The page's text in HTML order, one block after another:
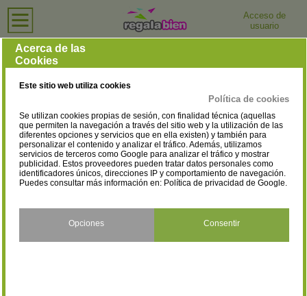
Acceso de
usuario
Relojerías en Huesca
Selecciona la localidad
Inicio › Relojerías
Barbastro Fraga
Lascellas-Ponzano(1) Monzón(2)
Sariñena(1)
Acerca de las
Cookies
Este sitio web utiliza cookies
Política de cookies
Se utilizan cookies propias de sesión, con finalidad técnica (aquellas
que permiten la navegación a través del sitio web y la utilización de las
diferentes opciones y servicios que en ella existen) y también para
personalizar el contenido y analizar el tráfico. Además, utilizamos
servicios de terceros como Google para analizar el tráfico y mostrar
publicidad. Estos proveedores pueden tratar datos personales como
identificadores únicos, direcciones IP y comportamiento de navegación.
Puedes consultar más información en: Política de privacidad de Google.
Opciones Consentir